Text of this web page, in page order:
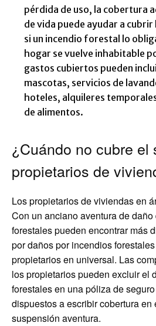
pérdida de uso, la cobertura
de vida puede ayudar a
si un incendio forestal lo
hogar se vuelve inhabitable
gastos cubiertos pueden
mascotas, servicios de
hoteles, alquileres
de alimentos.
¿Cuándo no cubre el
propietarios de
Los propietarios de viviendas en
Con un anciano aventura de
forestales pueden encontrar más
por daños por incendios
propietarios en universal. Las
los propietarios pueden excluir el
forestales en una póliza de
dispuestos a escribir cobertura en
suspensión aventura.